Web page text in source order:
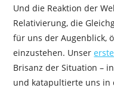
Und die Reaktion der
Relativierung, die
für uns der Augenblick,
einzustehen. Unser
Brisanz der Situation –
und katapultierte uns in